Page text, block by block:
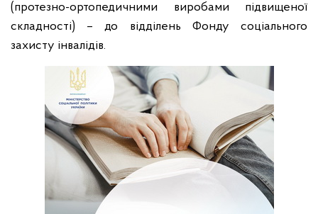
(протезно-ортопедичними виробами підвищеної
складності) – до відділень Фонду соціального
захисту інвалідів.